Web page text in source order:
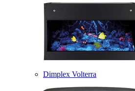
Dimplex Volterra